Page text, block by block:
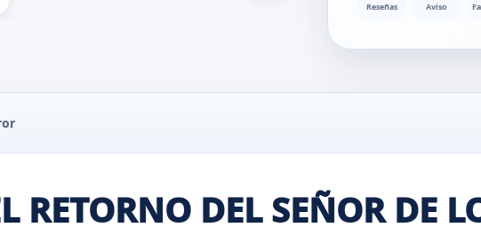
Reseñas Aviso
RETORNO DEL SEÑOR DE